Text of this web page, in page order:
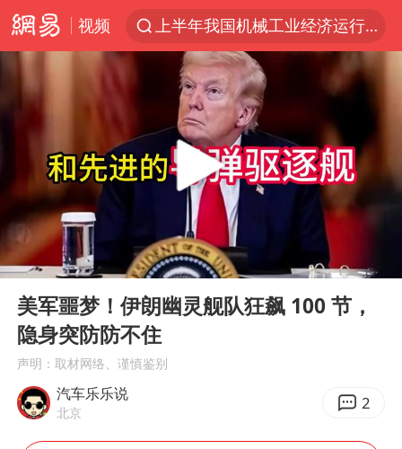
视频
上半年我国机械工业经济运行稳中有进
实测秋天第一杯奶茶
四川宜宾市高县发生4.9级地震
台风“白海豚”体型变大！环流面积接近13个浙江那么大
河南回应撤回领导带薪错峰休假通知
汪峰阻止14岁女儿买大牌
江苏发布台风蓝色预警
王力宏演唱会黄牛带观众藏匿被查获
Play
00:00
美军噩梦！伊朗幽灵舰队狂飙 100 节，
隐身突防防不住
声明：取材网络、谨慎鉴别
汽车乐乐说
北京 2